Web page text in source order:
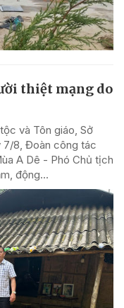
thiệt mạng do
và Tôn giáo, Sở
7/8, Đoàn công tác
A Dê - Phó Chủ tịch
động...